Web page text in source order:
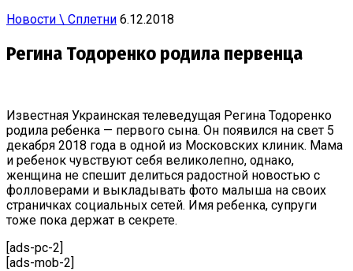
Новости \ Сплетни 6.12.2018
Регина Тодоренко родила первенца
Известная Украинская телеведущая Регина Тодоренко
родила ребенка — первого сына. Он появился на свет 5
декабря 2018 года в одной из Московских клиник. Мама
и ребенок чувствуют себя великолепно, однако,
женщина не спешит делиться радостной новостью с
фолловерами и выкладывать фото ​малыша на своих
страничках социальных сетей. Имя ребенка, супруги
тоже пока держат в секрете.
[ads-pc-2]
[ads-mob-2]